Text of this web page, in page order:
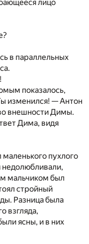
лицо
в параллельных
показалось,
изменился! — Антон
внешности Димы.
Дима, видя
пухлого
недолюбливали,
мальчиком был
стройный
Разница была
взгляда,
ясны, и в них